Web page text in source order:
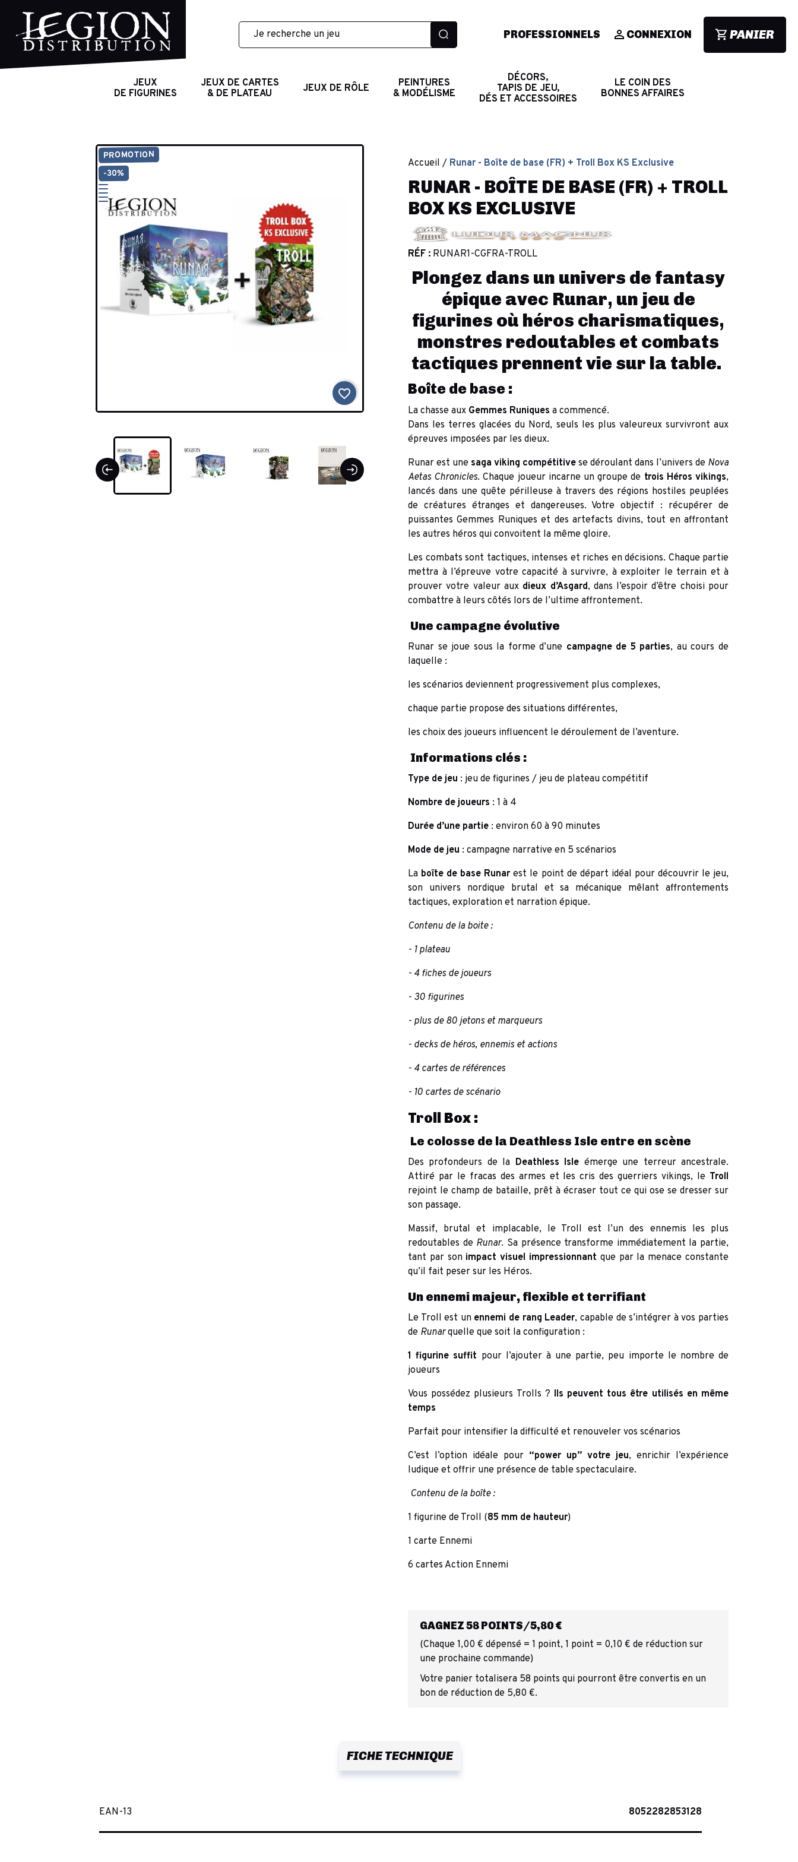
PROFESSIONNELS CONNEXION PANIER
JEUX
DE FIGURINES
JEUX DE CARTES
& DE PLATEAU
JEUX DE RÔLE
PEINTURES
& MODÉLISME
DÉCORS,
TAPIS DE JEU,
DÉS ET ACCESSOIRES
LE COIN DES
BONNES AFFAIRES
PROMOTION
-30%
favorite_border
Accueil Runar - Boîte de base (FR) + Troll Box KS Exclusive
RUNAR - BOÎTE DE BASE (FR) + TROLL
BOX KS EXCLUSIVE
RÉF : RUNAR1-CGFRA-TROLL
Plongez dans un univers de fantasy
épique avec Runar, un jeu de
figurines où héros charismatiques,
monstres redoutables et combats
tactiques prennent vie sur la table.
Boîte de base :
La chasse aux Gemmes Runiques a commencé.
Dans les terres glacées du Nord, seuls les plus valeureux survivront aux
épreuves imposées par les dieux.
Runar est une saga viking compétitive se déroulant dans l’univers de Nova
Aetas Chronicles. Chaque joueur incarne un groupe de trois Héros vikings,
lancés dans une quête périlleuse à travers des régions hostiles peuplées
de créatures étranges et dangereuses. Votre objectif : récupérer de
puissantes Gemmes Runiques et des artefacts divins, tout en affrontant
les autres héros qui convoitent la même gloire.
Les combats sont tactiques, intenses et riches en décisions. Chaque partie
mettra à l’épreuve votre capacité à survivre, à exploiter le terrain et à
prouver votre valeur aux dieux d’Asgard, dans l’espoir d’être choisi pour
combattre à leurs côtés lors de l’ultime affrontement.
Une campagne évolutive
Runar se joue sous la forme d’une campagne de 5 parties, au cours de
laquelle :
les scénarios deviennent progressivement plus complexes,
chaque partie propose des situations différentes,
les choix des joueurs influencent le déroulement de l’aventure.
Informations clés :
Type de jeu : jeu de figurines / jeu de plateau compétitif
Nombre de joueurs : 1 à 4
Durée d’une partie : environ 60 à 90 minutes
Mode de jeu : campagne narrative en 5 scénarios
La boîte de base Runar est le point de départ idéal pour découvrir le jeu,
son univers nordique brutal et sa mécanique mêlant affrontements
tactiques, exploration et narration épique.
Contenu de la boite :
- 1 plateau
- 4 fiches de joueurs
- 30 figurines
- plus de 80 jetons et marqueurs
- decks de héros, ennemis et actions
- 4 cartes de références
- 10 cartes de scénario
Troll Box :
Le colosse de la Deathless Isle entre en scène
Des profondeurs de la Deathless Isle émerge une terreur ancestrale.
Attiré par le fracas des armes et les cris des guerriers vikings, le Troll
rejoint le champ de bataille, prêt à écraser tout ce qui ose se dresser sur
son passage.
Massif, brutal et implacable, le Troll est l’un des ennemis les plus
redoutables de Runar. Sa présence transforme immédiatement la partie,
tant par son impact visuel impressionnant que par la menace constante
qu’il fait peser sur les Héros.
Un ennemi majeur, flexible et terrifiant
Le Troll est un ennemi de rang Leader, capable de s’intégrer à vos parties
de Runarquelle que soit la configuration :
1 figurine suffit pour l’ajouter à une partie, peu importe le nombre de
joueurs
Vous possédez plusieurs Trolls ? Ils peuvent tous être utilisés en même
temps
Parfait pour intensifier la difficulté et renouveler vos scénarios
C’est l’option idéale pour “power up” votre jeu, enrichir l’expérience
ludique et offrir une présence de table spectaculaire.
Contenu de la boîte :
1 figurine de Troll (85 mm de hauteur)
1 carte Ennemi
6 cartes Action Ennemi
GAGNEZ 58 POINTS/5,80 €
(Chaque 1,00 € dépensé = 1 point, 1 point = 0,10 € de réduction sur
une prochaine commande)
Votre panier totalisera 58 points qui pourront être convertis en un
bon de réduction de 5,80 €.
FICHE TECHNIQUE
EAN-13 8052282853128